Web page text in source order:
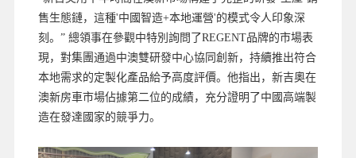
售生態鏈，這種'中國智造+本地運營'的模式令人印象深
刻。” 總領事在參觀中特別詢問了REGENT品牌的市場表
現，對集團通過中澳雙研發中心協同創新，持續推出符合
本地需求的定製化產品給予高度評價。他指出，新吉奧在
澳新房車市場佔據第二位的成績，充分證明了中國高端製
造在發達國家的競爭力。